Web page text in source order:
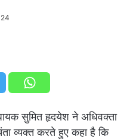
सुमित हृदयेश ने अधिवक्ता
व्यक्त करते हुए कहा है कि